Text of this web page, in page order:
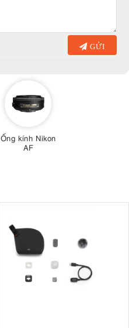
GỬI
Ống kính Nikon
AF